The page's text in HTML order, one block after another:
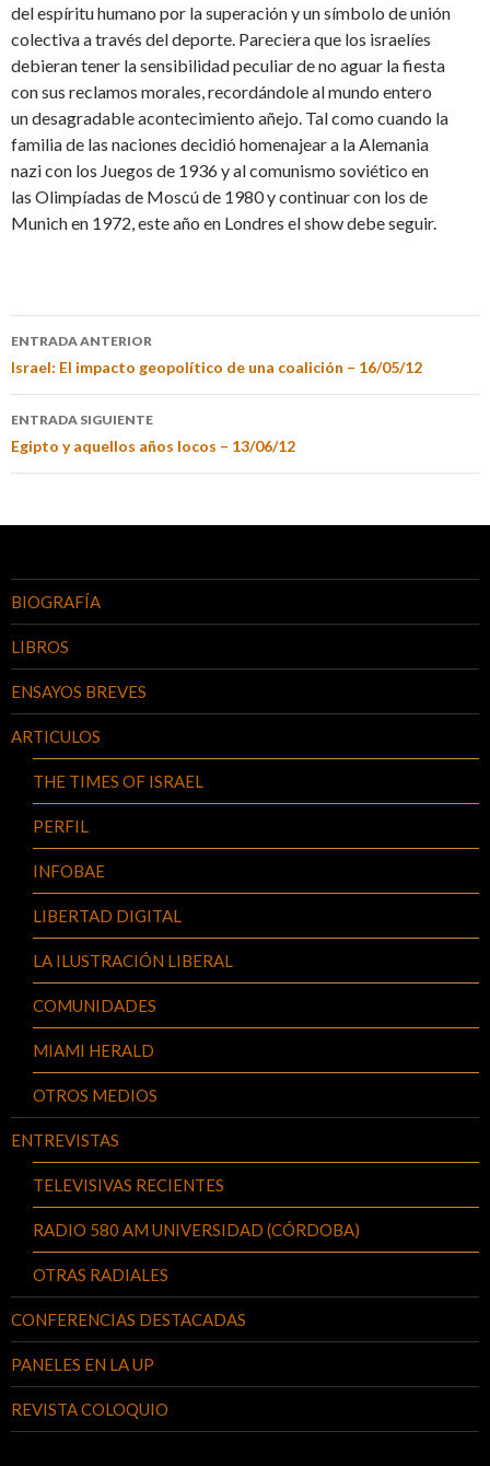
del espíritu humano por la superación y un símbolo de unión
colectiva a través del deporte. Pareciera que los israelíes
debieran tener la sensibilidad peculiar de no aguar la fiesta
con sus reclamos morales, recordándole al mundo entero
un desagradable acontecimiento añejo. Tal como cuando la
familia de las naciones decidió homenajear a la Alemania
nazi con los Juegos de 1936 y al comunismo soviético en
las Olimpíadas de Moscú de 1980 y continuar con los de
Munich en 1972, este año en Londres el show debe seguir.
ENTRADA ANTERIOR
Israel: El impacto geopolítico de una coalición – 16/05/12
ENTRADA SIGUIENTE
Egipto y aquellos años locos – 13/06/12
BIOGRAFÍA
LIBROS
ENSAYOS BREVES
ARTICULOS
THE TIMES OF ISRAEL
PERFIL
INFOBAE
LIBERTAD DIGITAL
LA ILUSTRACIÓN LIBERAL
COMUNIDADES
MIAMI HERALD
OTROS MEDIOS
ENTREVISTAS
TELEVISIVAS RECIENTES
RADIO 580 AM UNIVERSIDAD (CÓRDOBA)
OTRAS RADIALES
CONFERENCIAS DESTACADAS
PANELES EN LA UP
REVISTA COLOQUIO